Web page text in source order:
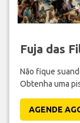
Fuja das
Não fique
Obtenha uma
AGENDE